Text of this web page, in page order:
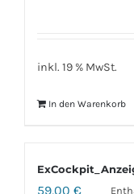
inkl. 19 % MwSt.
In den Warenkorb
59,00 €